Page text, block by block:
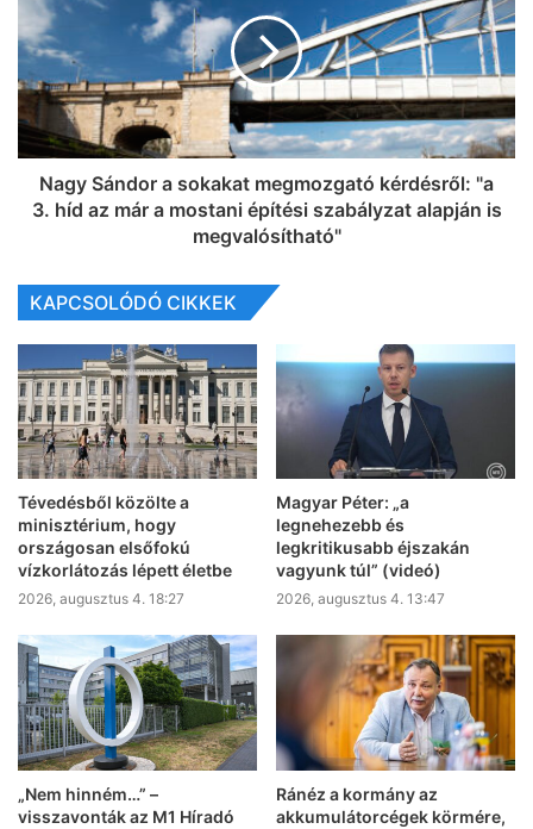
Nagy Sándor a sokakat megmozgató kérdésről: "a
3. híd az már a mostani építési szabályzat alapján is
megvalósítható"
KAPCSOLÓDÓ CIKKEK
Tévedésből közölte a
minisztérium, hogy
országosan elsőfokú
vízkorlátozás lépett életbe
2026, augusztus 4. 18:27
Magyar Péter: „a
legnehezebb és
legkritikusabb éjszakán
vagyunk túl” (videó)
2026, augusztus 4. 13:47
„Nem hinném…” –
visszavonták az M1 Híradó
Ránéz a kormány az
akkumulátorcégek körmére,